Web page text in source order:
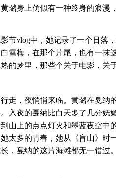
璐身上仿似有一种终身的浪漫
vlog中，她记录了一个日落，
雪梅，在那个片尾，也有一抹
的梦里，那些个关于电影，关
，夜悄悄来临。黄璐在戛纳
入夜的戛纳比白天多了几分妩
山上的点点灯火和墨蓝夜空中
太多的青春，她从《盲山》时
，戛纳的这片海滩都无一错过。